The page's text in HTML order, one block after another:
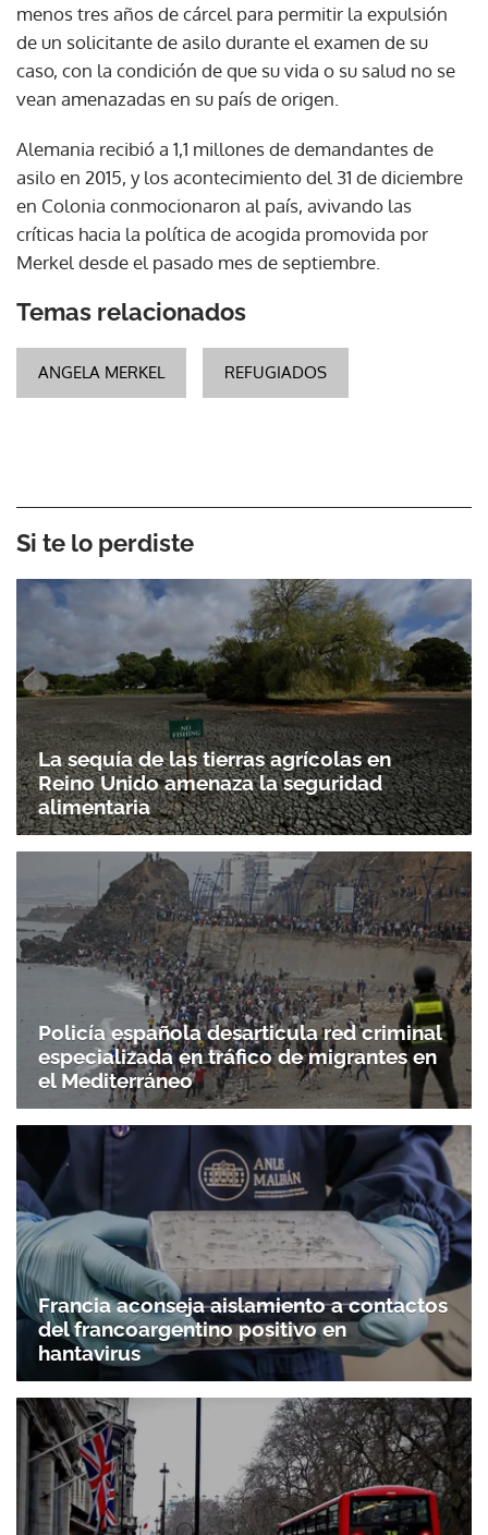
menos tres años de cárcel para permitir la expulsión
de un solicitante de asilo durante el examen de su
caso, con la condición de que su vida o su salud no se
vean amenazadas en su país de origen.
Alemania recibió a 1,1 millones de demandantes de
asilo en 2015, y los acontecimiento del 31 de diciembre
en Colonia conmocionaron al país, avivando las
críticas hacia la política de acogida promovida por
Merkel desde el pasado mes de septiembre.
Temas relacionados
ANGELA MERKEL REFUGIADOS
Si te lo perdiste
La sequía de las tierras agrícolas en
Reino Unido amenaza la seguridad
alimentaria
Policía española desarticula red criminal
especializada en tráfico de migrantes en
el Mediterráneo
Francia aconseja aislamiento a contactos
del francoargentino positivo en
hantavirus